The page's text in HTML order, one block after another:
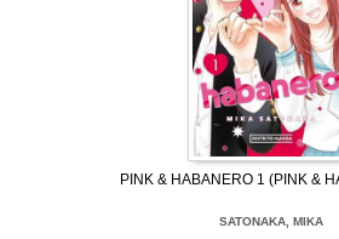
PINK & HABANERO 1 (PINK &
SATONAKA, MIKA